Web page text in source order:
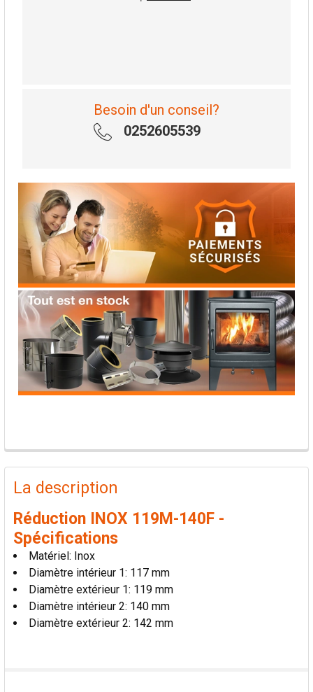
Besoin d'un conseil?
0252605539
PRODUITS
FRÉQUEMMENT
ACHETÉS
TOUT
SÉLECTIONNER
AJOUTER
LA
SÉLECTION
AU PANIER
La description
Réduction INOX 119M-140F -
Spécifications
Matériel: Inox
Diamètre intérieur 1: 117 mm
Diamètre extérieur 1: 119 mm
Diamètre intérieur 2: 140 mm
Diamètre extérieur 2: 142 mm